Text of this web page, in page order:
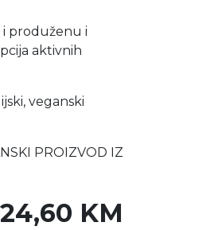
produženu i
aktivnih
veganski
PROIZVOD IZ
24,60 KM